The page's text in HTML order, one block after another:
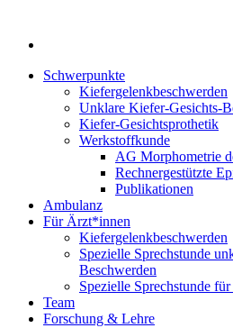
Schwerpunkte
Kiefergelenkbeschwerden
Unklare Kiefer-Gesichts-
Kiefer-Gesichtsprothetik
Werkstoffkunde
AG Morphometrie
Rechnergestützte
Publikationen
Ambulanz
Für Ärzt*innen
Kiefergelenkbeschwerden
Spezielle Sprechstunde
Beschwerden
Spezielle Sprechstunde
Team
Forschung & Lehre